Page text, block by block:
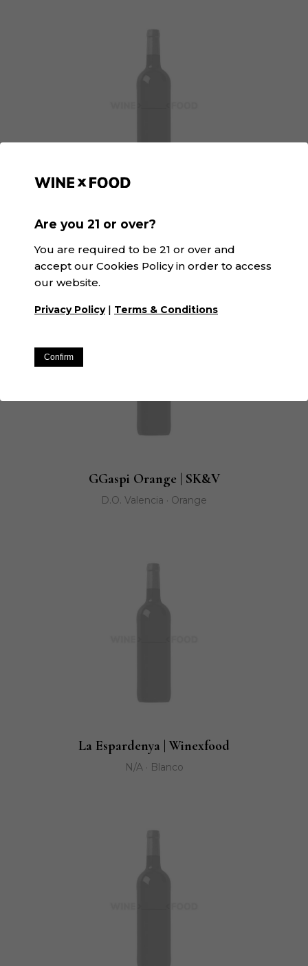
GGaspi Orange | SK&V
D.O. Valencia · Orange
La Espardenya | Winexfood
N/A · Blanco
Are you 21 or over?
You are required to be 21 or over and
accept our Cookies Policy in order to access
our website.
Privacy Policy| Terms & Conditions
Confirm